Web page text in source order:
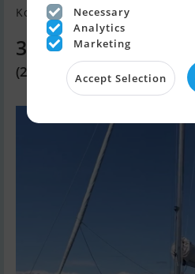
Kolding, Danmark
339 690 SEK
(235 000 DKK)
Necessary
Analytics
Marketing
Accept Selection